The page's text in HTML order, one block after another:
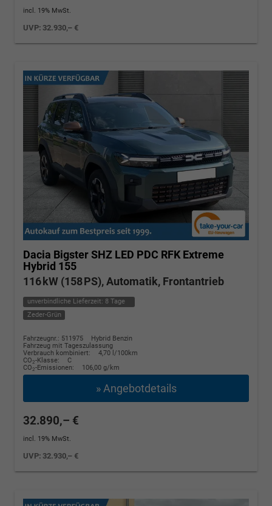
incl. 19% MwSt.
UVP: 32.930,– €
Dacia BigsterSHZ LED PDC RFK Extreme
Hybrid 155
116 kW (158 PS), Automatik, Frontantrieb
unverbindliche Lieferzeit: 8 Tage
Zeder-Grün
Fahrzeugnr.: 511975
Hybrid Benzin
Fahrzeug mit Tageszulassung
Verbrauch kombiniert:
4,70 l/100km
CO2-Klasse:
C
CO2-Emissionen: 106,00 g/km
» Angebotdetails
32.890,– €
incl. 19% MwSt.
UVP: 32.930,– €